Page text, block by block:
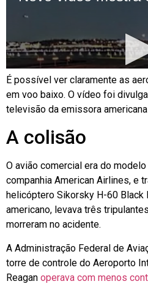
É possível ver claramente as
em voo baixo. O vídeo foi
televisão da emissora
A colisão
O avião comercial era do
companhia American Airlines, e
helicóptero Sikorsky H-60 Black
americano, levava três
morreram no acidente.
A Administração Federal de
torre de controle do Aeroporto
Reagan operava com menos